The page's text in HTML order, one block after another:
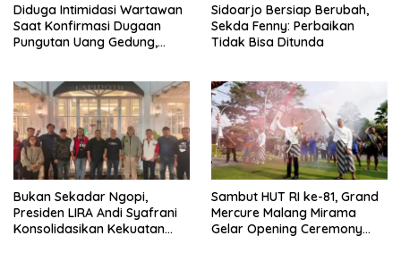
Diduga Intimidasi Wartawan
Saat Konfirmasi Dugaan
Pungutan Uang Gedung,
Buka suara
Sidoarjo Bersiap Berubah,
Sekda Fenny: Perbaikan
Tidak Bisa Ditunda
Bukan Sekadar Ngopi,
Presiden LIRA Andi Syafrani
Konsolidasikan Kekuatan
Sambut HUT RI ke-81, Grand
Mercure Malang Mirama
Gelar Opening Ceremony